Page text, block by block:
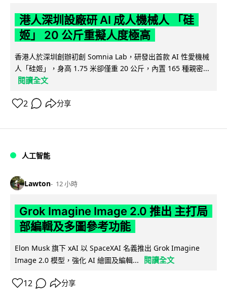
港人深圳設廠研 AI 成人機械人 「硅
姬」 20 公斤重擬人度極高
香港人於深圳創辦初創 Somnia Lab，研發出首款 AI 性愛機械
人「硅姬」，身高 1.75 米卻僅重 20 公斤，內置 165 種親密...
閱讀全文
2 分享
人工智能
Lawton 12 小時
Grok Imagine Image 2.0 推出 主打局
部編輯及多圖參考功能
Elon Musk 旗下 xAI 以 SpaceXAI 名義推出 Grok Imagine
Image 2.0 模型，強化 AI 繪圖及編輯...
閱讀全文
12 分享